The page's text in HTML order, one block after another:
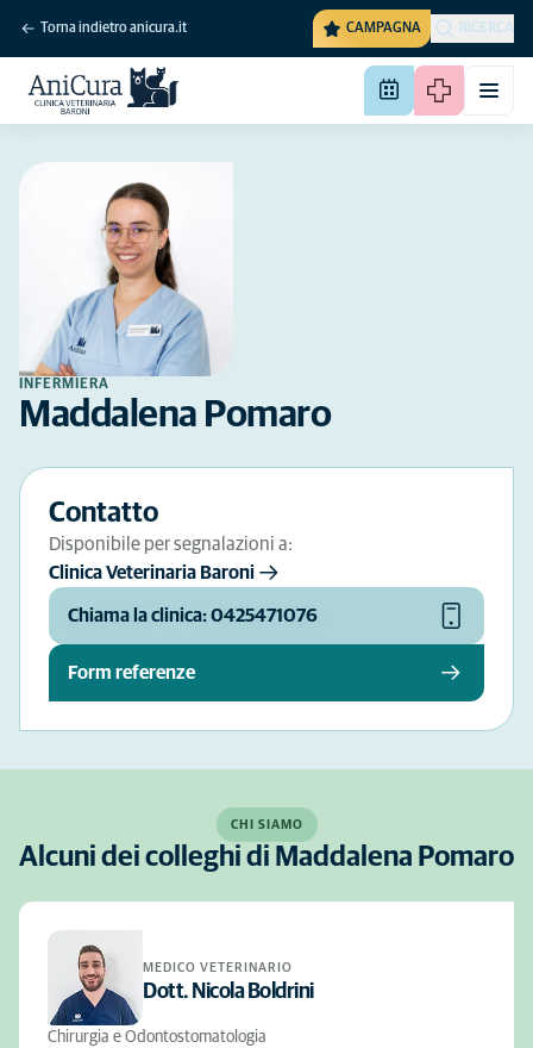
Torna indietro anicura.it CAMPAGNA RICERCA
INFERMIERA
Maddalena Pomaro
Contatto
Disponibile per segnalazioni a:
Clinica Veterinaria Baroni
Chiama la clinica: 0425471076
Form referenze
CHI SIAMO
Alcuni dei colleghi di Maddalena Pomaro
MEDICO VETERINARIO
Dott. Nicola Boldrini
Chirurgia e Odontostomatologia